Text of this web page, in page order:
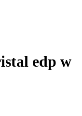
edp w